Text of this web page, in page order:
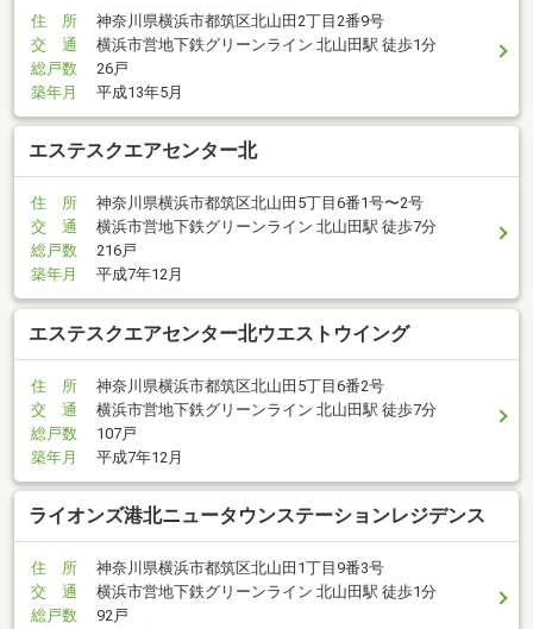
住 所
神奈川県横浜市都筑区北山田2丁目2番9号
交 通
横浜市営地下鉄グリーンライン 北山田駅 徒歩1分
総戸数
26戸
築年月
平成13年5月
エステスクエアセンター北
住 所
神奈川県横浜市都筑区北山田5丁目6番1号〜2号
交 通
横浜市営地下鉄グリーンライン 北山田駅 徒歩7分
総戸数
216戸
築年月
平成7年12月
エステスクエアセンター北ウエストウイング
住 所
神奈川県横浜市都筑区北山田5丁目6番2号
交 通
横浜市営地下鉄グリーンライン 北山田駅 徒歩7分
総戸数
107戸
築年月
平成7年12月
ライオンズ港北ニュータウンステーションレジデンス
住 所
神奈川県横浜市都筑区北山田1丁目9番3号
交 通
横浜市営地下鉄グリーンライン 北山田駅 徒歩1分
総戸数
92戸